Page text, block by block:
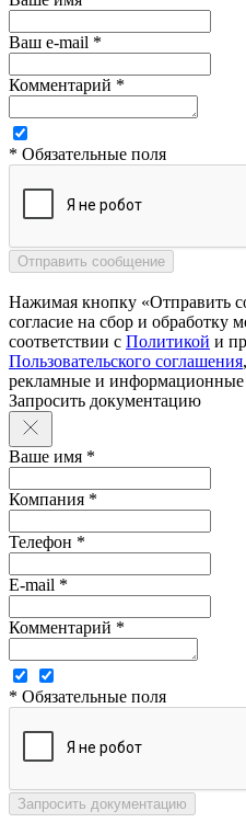
Ваш e-mail *
Комментарий *
* Обязательные поля
Нажимая кнопку «Отправить
согласие на сбор и обработку
соответствии с Политикой и
Пользовательского соглашения
рекламные и информационные
Запросить документацию
Ваше имя *
Компания *
Телефон *
E-mail *
Комментарий *
* Обязательные поля